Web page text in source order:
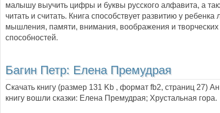
малышу выучить цифры и буквы русского алфавита, а
читать и считать. Книга способствует развитию у ребенка
мышления, памяти, внимания, воображения и творческих
способностей.
Багин Петр: Елена Премудрая
Скачать книгу (размер 131 Kb , формат fb2, страниц 27)
книгу вошли сказки: Елена Премудрая; Хрустальная гора.